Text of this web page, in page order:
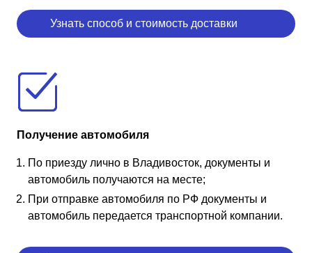
Узнать способ и стоимость доставки
Получение автомобиля
По приезду лично в Владивосток, документы и
автомобиль получаются на месте;
При отправке автомобиля по РФ документы и
автомобиль передается транспортной компании.